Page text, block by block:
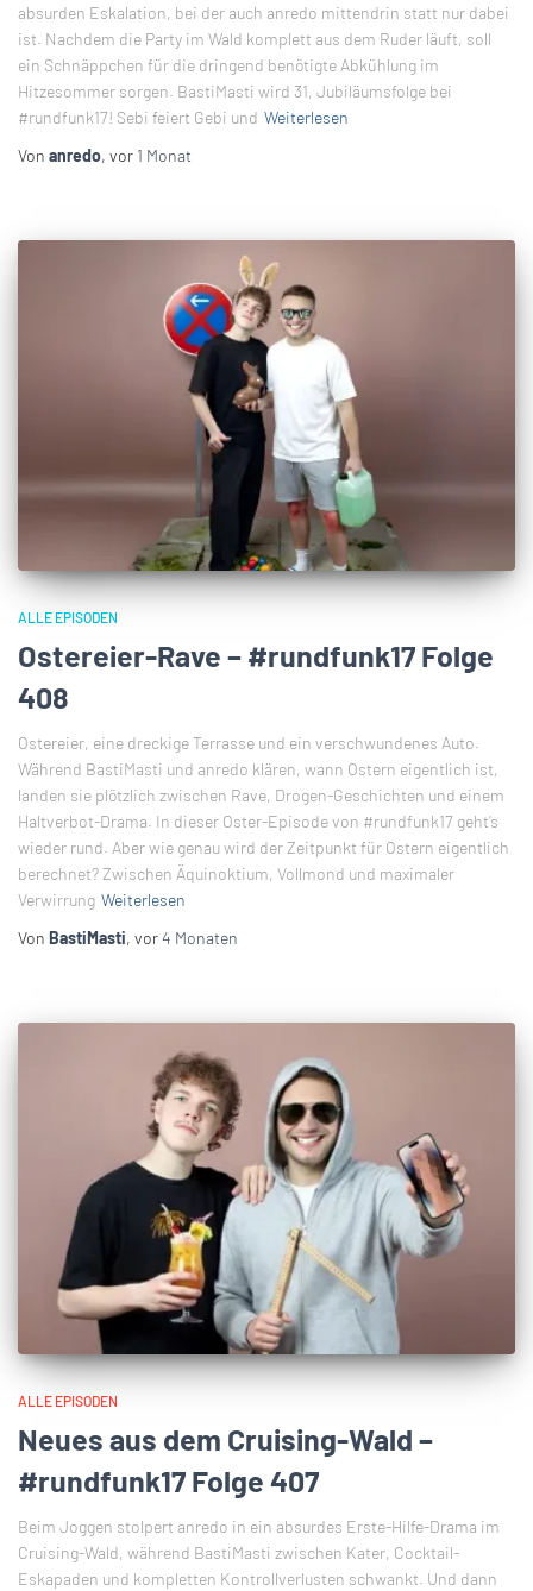
absurden Eskalation, bei der auch anredo mittendrin statt nur dabei
ist. Nachdem die Party im Wald komplett aus dem Ruder läuft, soll
ein Schnäppchen für die dringend benötigte Abkühlung im
Hitzesommer sorgen. BastiMasti wird 31, Jubiläumsfolge bei
#rundfunk17! Sebi feiert Gebi und Weiterlesen
Von anredo, vor 1 Monat
ALLE EPISODEN
Ostereier-Rave – #rundfunk17 Folge
408
Ostereier, eine dreckige Terrasse und ein verschwundenes Auto.
Während BastiMasti und anredo klären, wann Ostern eigentlich ist,
landen sie plötzlich zwischen Rave, Drogen-Geschichten und einem
Haltverbot-Drama. In dieser Oster-Episode von #rundfunk17 geht’s
wieder rund. Aber wie genau wird der Zeitpunkt für Ostern eigentlich
berechnet? Zwischen Äquinoktium, Vollmond und maximaler
Verwirrung Weiterlesen
Von BastiMasti, vor4 Monaten
ALLE EPISODEN
Neues aus dem Cruising-Wald –
#rundfunk17 Folge 407
Beim Joggen stolpert anredo in ein absurdes Erste-Hilfe-Drama im
Cruising-Wald, während BastiMasti zwischen Kater, Cocktail-
Eskapaden und kompletten Kontrollverlusten schwankt. Und dann